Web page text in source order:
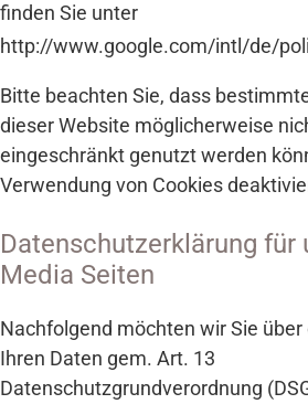
finden Sie unter
http://www.google.com/intl/de/
Bitte beachten Sie, dass
dieser Website möglicherweise
eingeschränkt genutzt werden
Verwendung von Cookies
Datenschutzerklärung für
Media Seiten
Nachfolgend möchten wir Sie
Ihren Daten gem. Art. 13
Datenschutzgrundverordnung